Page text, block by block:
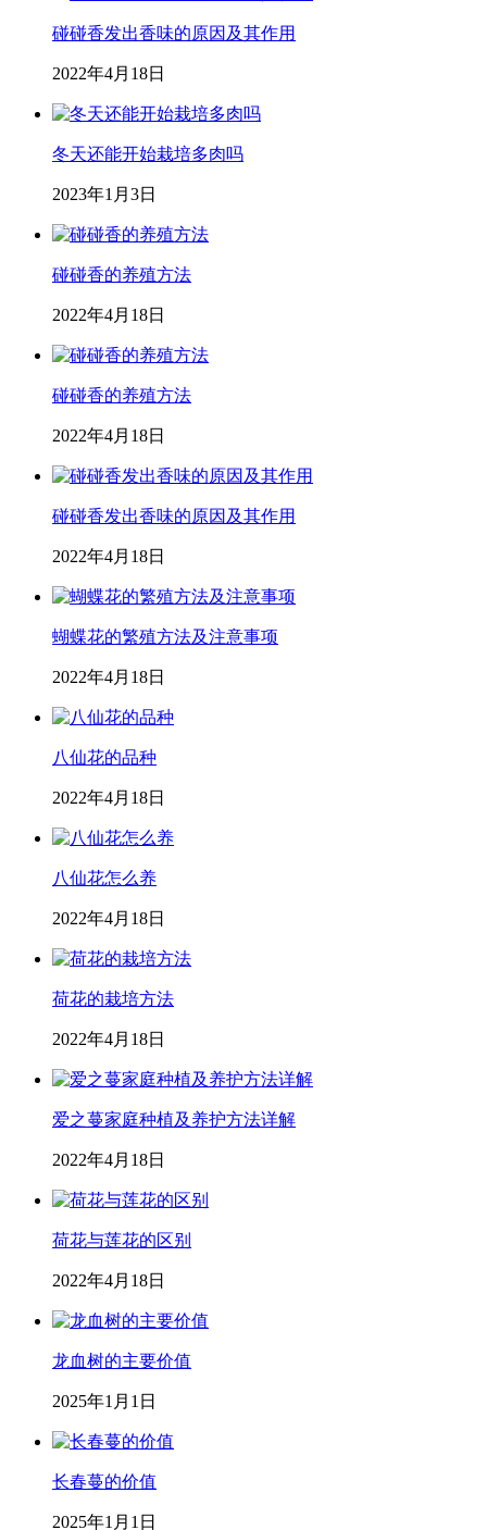
碰碰香发出香味的原因及其作用
2022年4月18日
冬天还能开始栽培多肉吗
2023年1月3日
碰碰香的养殖方法
2022年4月18日
碰碰香的养殖方法
2022年4月18日
碰碰香发出香味的原因及其作用
2022年4月18日
蝴蝶花的繁殖方法及注意事项
2022年4月18日
八仙花的品种
2022年4月18日
八仙花怎么养
2022年4月18日
荷花的栽培方法
2022年4月18日
爱之蔓家庭种植及养护方法详解
2022年4月18日
荷花与莲花的区别
2022年4月18日
龙血树的主要价值
2025年1月1日
长春蔓的价值
2025年1月1日